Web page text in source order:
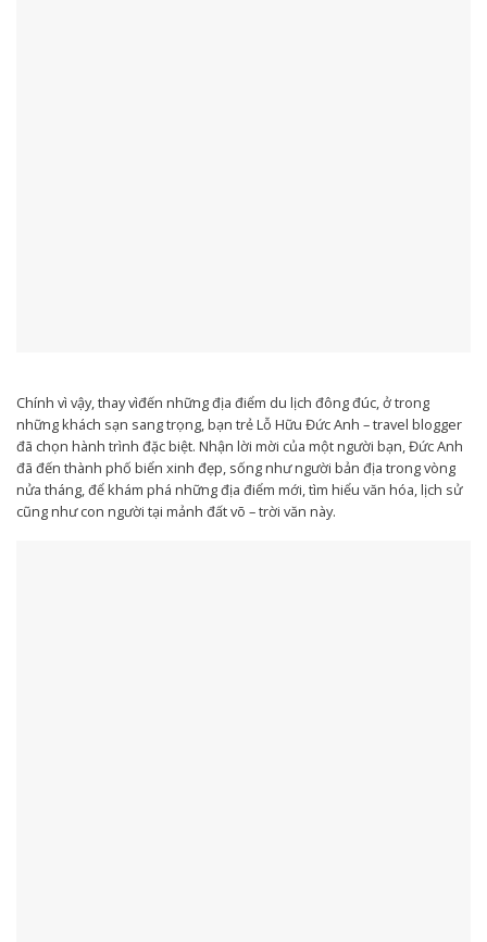
Chính vì vậy, thay vìđến những địa điểm du lịch đông đúc, ở trong
những khách sạn sang trọng, bạn trẻ Lỗ Hữu Đức Anh – travel blogger
đã chọn hành trình đặc biệt. Nhận lời mời của một người bạn, Đức Anh
đã đến thành phố biển xinh đẹp, sống như người bản địa trong vòng
nửa tháng, để khám phá những địa điểm mới, tìm hiểu văn hóa, lịch sử
cũng như con người tại mảnh đất võ – trời văn này.